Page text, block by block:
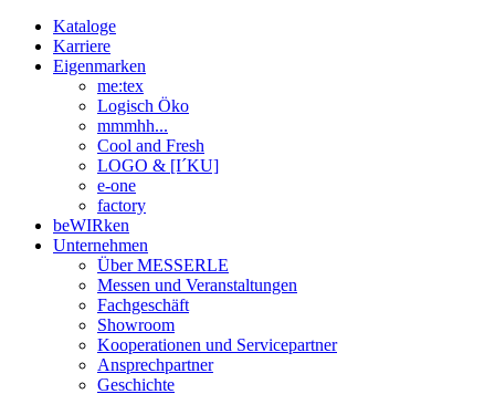
Kataloge
Karriere
Eigenmarken
me:tex
Logisch Öko
mmmhh...
Cool and Fresh
LOGO & [I´KU]
e-one
factory
beWIRken
Unternehmen
Über MESSERLE
Messen und Veranstaltungen
Fachgeschäft
Showroom
Kooperationen und Servicepartner
Ansprechpartner
Geschichte